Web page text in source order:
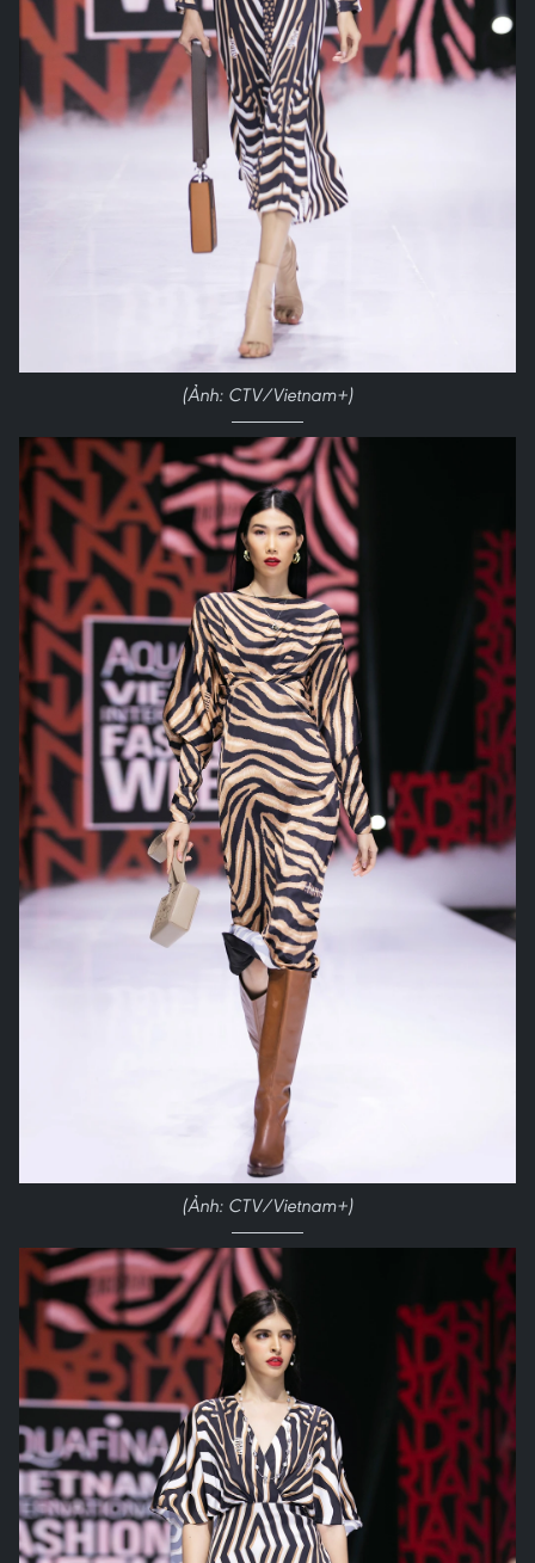
(Ảnh: CTV/Vietnam+)
(Ảnh: CTV/Vietnam+)